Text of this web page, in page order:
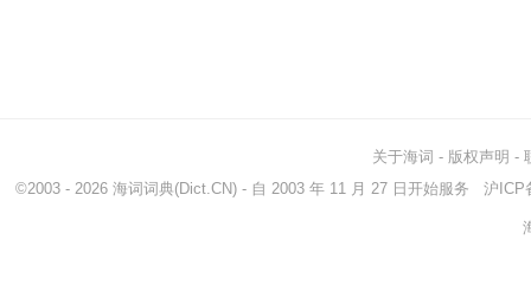
关于海词 - 版权声明 -
©2003 - 2026 海词词典(Dict.CN) - 自 2003 年 11 月 27 日开始服务 沪ICP